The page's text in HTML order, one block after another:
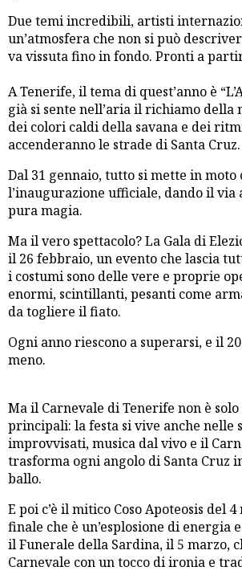
Due temi incredibili, artisti
un’atmosfera che non si può
va vissuta fino in fondo. Pronti a
A Tenerife, il tema di quest’anno è
già si sente nell’aria il richiamo della
dei colori caldi della savana e dei
accenderanno le strade di Santa Cruz.
Dal 31 gennaio, tutto si mette in moto
l’inaugurazione ufficiale, dando il via
pura magia.
Ma il vero spettacolo? La Gala di
il 26 febbraio, un evento che lascia
i costumi sono delle vere e proprie
enormi, scintillanti, pesanti come
da togliere il fiato.
Ogni anno riescono a superarsi, e il
meno.
Ma il Carnevale di Tenerife non è
principali: la festa si vive anche nelle
improvvisati, musica dal vivo e il
trasforma ogni angolo di Santa Cruz
ballo.
E poi c’è il mitico Coso Apoteosis del
finale che è un’esplosione di energia
il Funerale della Sardina, il 5 marzo,
Carnevale con un tocco di ironia e